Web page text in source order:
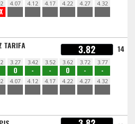
4.07 4.12 4.17 4.22 4.27 4.32
TARIFA 3.82 14
3.27
O
3.42
-
3.52
-
3.62
O
3.72
-
3.77
-
4.07 4.12 4.17 4.22 4.27 4.32